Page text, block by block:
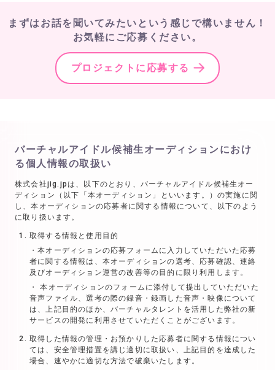
まずはお話を聞いてみたいという感じで構いません！
お気軽にご応募ください。
プロジェクトに応募する
バーチャルアイドル候補生オーディションにおけ
る個人情報の取扱い
株式会社jig.jpは、以下のとおり、バーチャルアイドル候補生オー
ディション（以下「本オーディション」といいます。）の実施に関
し、本オーディションの応募者に関する情報について、以下のよう
に取り扱います。
取得する情報と使用目的
本オーディションの応募フォームに入力していただいた応募
者に関する情報は、本オーディションの選考、応募確認、連絡
及びオーディション運営の改善等の目的に限り利用します。
本オーディションのフォームに添付して提出していただいた
音声ファイル、選考の際の録音・録画した音声・映像について
は、上記目的のほか、バーチャルタレントを活用した弊社の新
サービスの開発に利用させていただくことがございます。
取得した情報の管理・お預かりした応募者に関する情報につい
ては、安全管理措置を講じ適切に取扱い、上記目的を達成した
場合、速やかに適切な方法で破棄いたします。